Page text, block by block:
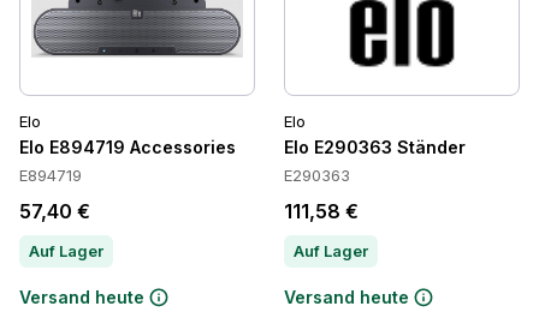
Elo
Elo E894719 Accessories
E894719
57,40 €
Auf Lager
Versand heute
Elo
Elo E290363 Ständer
E290363
111,58 €
Auf Lager
Versand heute